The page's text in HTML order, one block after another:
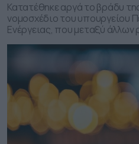
Κατατέθηκε αργά το βράδυ
νομοσχέδιο του υπουργείου
Ενέργειας, που μεταξύ άλλων